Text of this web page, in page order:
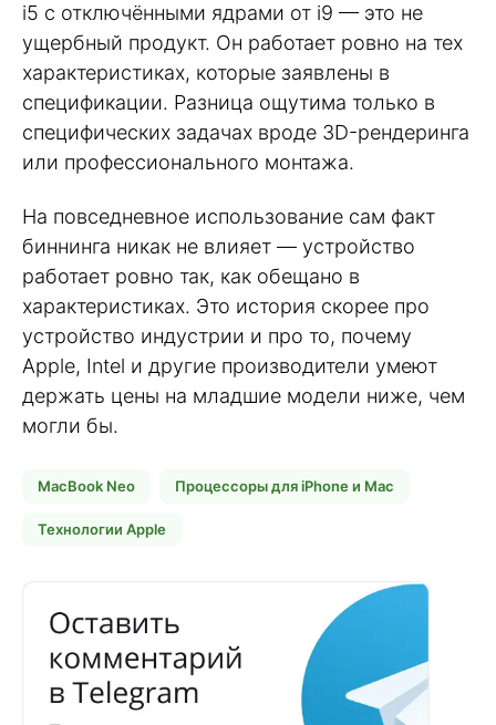
i5 с отключёнными ядрами от i9 — это не
ущербный продукт. Он работает ровно на тех
характеристиках, которые заявлены в
спецификации. Разница ощутима только в
специфических задачах вроде 3D-рендеринга
или профессионального монтажа.
На повседневное использование сам факт
биннинга никак не влияет — устройство
работает ровно так, как обещано в
характеристиках. Это история скорее про
устройство индустрии и про то, почему
Apple, Intel и другие производители умеют
держать цены на младшие модели ниже, чем
могли бы.
MacBook Neo Процессоры для iPhone и Mac
Технологии Apple